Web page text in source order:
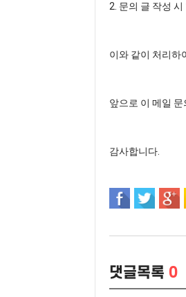
2. 문의 글 작성
이와 같이 처리하
앞으로 이 메일
감사합니다.
댓글목록 0